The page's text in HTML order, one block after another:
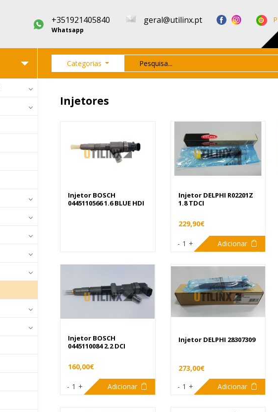
+351921405840
Whatsapp
geral@utilinx.pt
Categorias
Injetores
Injetor BOSCH
0445110566 1.6 BLUE HDI
Injetor DELPHI R02201Z
1.8 TDCI
229,90€
- 1 + Adicionar
Injetor BOSCH
0445110084 2.2 DCI
160,00€
- 1 + Adicionar
Injetor DELPHI 28307309
273,00€
- 1 + Adicionar